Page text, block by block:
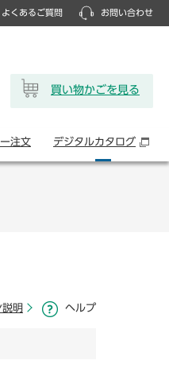
よくあるご質問 お問い合わせ
買い物かごを見る
ー注文 デジタルカタログ
明 ヘルプ